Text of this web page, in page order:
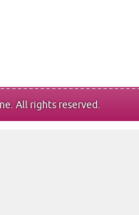
All rights reserved.